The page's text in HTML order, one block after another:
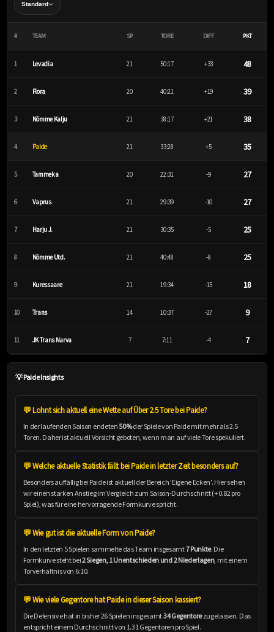
# TEAM SP TORE DIFF PKT
1 Levadia 21 50:17 +33 48
2 Flora 20 40:21 +19 39
3 Nõmme Kalju 21 38:17 +21 38
4 Paide 21 33:28 +5 35
5 Tammeka 20 22:31 -9 27
6 Vaprus 21 29:39 -10 27
7 Harju J. 21 30:35 -5 25
8 Nõmme Utd. 21 40:48 -8 25
9 Kuressaare 21 19:34 -15 18
10 Trans 14 10:37 -27 9
11 JK Trans Narva 7 7:11 -4 7
💡 Paide Insights
💬 Lohnt sich aktuell eine Wette auf Über 2.5 Tore bei Paide?
In der laufenden Saison endeten50%der Spiele von Paide mit mehr als 2.5
Toren. Daher ist aktuell Vorsicht geboten, wenn man auf viele Tore spekuliert.
💬 Welche aktuelle Statistik fällt bei Paide in letzter Zeit besonders auf?
Besonders auffällig bei Paide ist aktuell der Bereich 'Eigene Ecken'. Hier sehen
wir einen starken Anstieg im Vergleich zum Saison-Durchschnitt (+0.82 pro
Spiel), was für eine hervorragende Formkurve spricht.
💬 Wie gut ist die aktuelle Form von Paide?
In den letzten 5 Spielen sammelte das Team insgesamt7 Punkte. Die
Formkurve steht bei2 Siegen, 1 Unentschieden und 2 Niederlagen, mit einem
Torverhältnis von 6:10.
💬 Wie viele Gegentore hat Paide in dieser Saison kassiert?
Die Defensive hat in bisher 26 Spielen insgesamt34 Gegentorezugelassen. Das
entspricht einem Durchschnitt von 1.31 Gegentoren pro Spiel.